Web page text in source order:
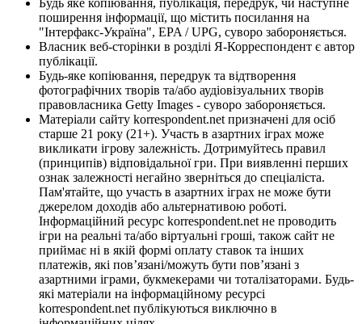
поширення інформації, що містить посилання на
"Інтерфакс-Україна", EPA / UPG, суворо забороняється.
Власник веб-сторінки в розділі Я-Корреспондент є автор
публікації.
Будь-яке копіювання, передрук та відтворення
фотографічних творів та/або аудіовізуальних творів
правовласника Getty Images - суворо забороняється.
Матеріали сайту korrespondent.net призначені для осіб
старше 21 року (21+). Участь в азартних іграх може
викликати ігрову залежність. Дотримуйтесь правил
(принципів) відповідальної гри. При виявленні перших
ознак залежності негайно зверніться до спеціаліста.
Пам'ятайте, що участь в азартних іграх не може бути
джерелом доходів або альтернативою роботі.
Інформаційний ресурс korrespondent.net не проводить
ігри на реальні та/або віртуальні гроші, також сайт не
приймає ні в якій формі оплату ставок та інших
платежів, які пов’язані/можуть бути пов’язані з
азартними іграми, букмекерами чи тоталізаторами. Будь-
які матеріали на інформаційному ресурсі
korrespondent.net публікуються виключно в